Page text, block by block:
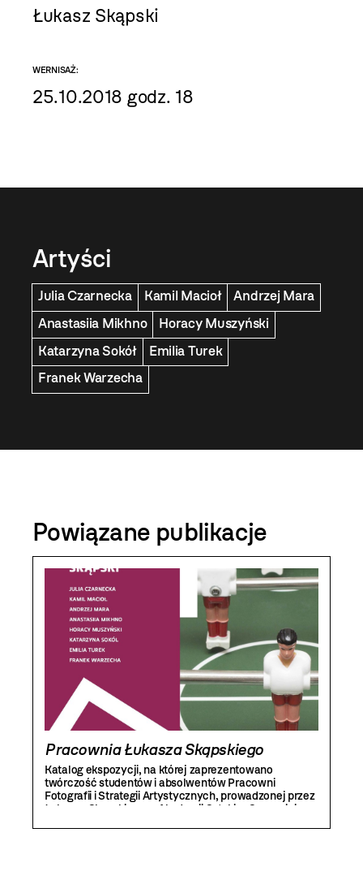
Łukasz Skąpski
WERNISAŻ:
25.10.2018 godz. 18
Artyści
Julia Czarnecka Kamil Macioł
Andrzej Mara
Anastasiia Mikhno
Horacy Muszyński
Katarzyna Sokół
Emilia Turek
Franek Warzecha
Powiązane publikacje
Pracownia Łukasza Skąpskiego
Katalog ekspozycji, na której zaprezentowano
twórczość studentów i absolwentów Pracowni
Fotografii i Strategii Artystycznych, prowadzonej przez
Łukasza Skąpskiego w Akademii Sztuki w Szczecinie.